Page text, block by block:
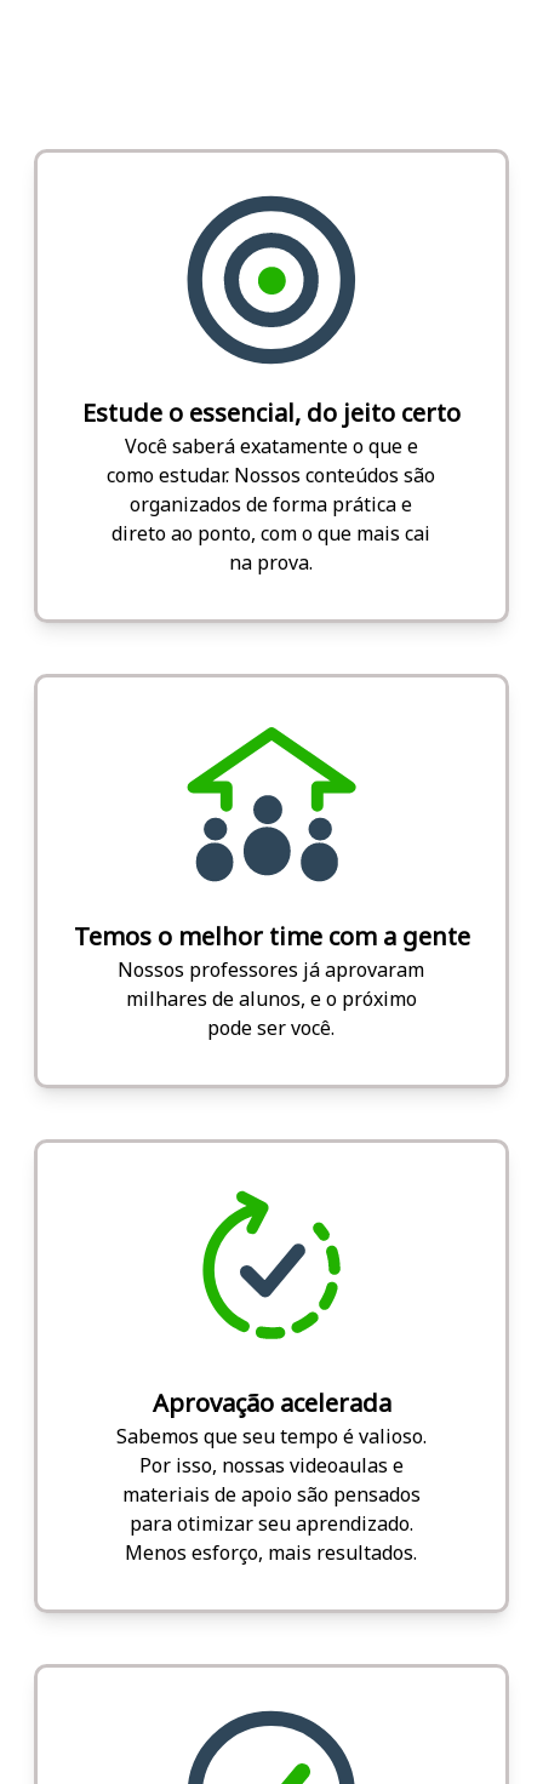
Estude o essencial, do jeito certo
Você saberá exatamente o que e
como estudar. Nossos conteúdos são
organizados de forma prática e
direto ao ponto, com o que mais cai
na prova.
Temos o melhor time com a gente
Nossos professores já aprovaram
milhares de alunos, e o próximo
pode ser você.
Aprovação acelerada
Sabemos que seu tempo é valioso.
Por isso, nossas videoaulas e
materiais de apoio são pensados
para otimizar seu aprendizado.
Menos esforço, mais resultados.